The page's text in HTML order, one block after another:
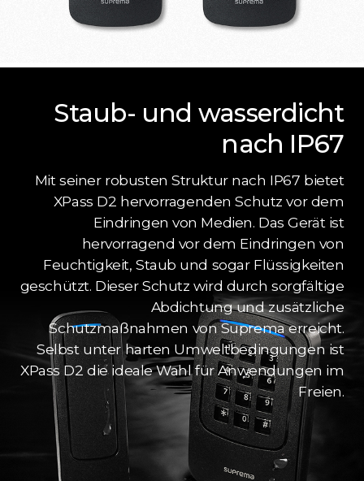
Staub- und wasserdicht
nach IP67
Mit seiner robusten Struktur nach IP67 bietet
XPass D2 hervorragenden Schutz vor dem
Eindringen von Medien. Das Gerät ist
hervorragend vor dem Eindringen von
Feuchtigkeit, Staub und sogar Flüssigkeiten
geschützt. Dieser Schutz wird durch sorgfältige
Abdichtung und zusätzliche
Schutzmaßnahmen von Suprema erreicht.
Selbst unter harten Umweltbedingungen ist
XPass D2 die ideale Wahl für Anwendungen im
Freien.